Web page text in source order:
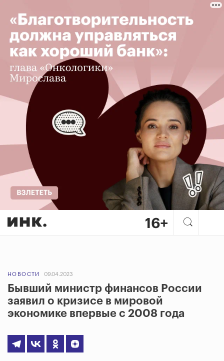
НОВОСТИ 09.04.2023
Бывший министр финансов России
заявил о кризисе в мировой
экономике впервые с 2008 года